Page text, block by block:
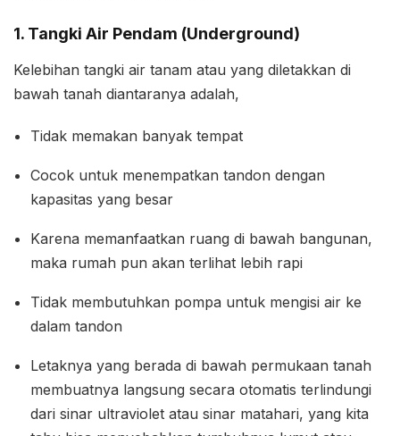
1. Tangki Air Pendam (Underground)
Kelebihan tangki air tanam atau yang diletakkan di
bawah tanah diantaranya adalah,
Tidak memakan banyak tempat
Cocok untuk menempatkan tandon dengan
kapasitas yang besar
Karena memanfaatkan ruang di bawah bangunan,
maka rumah pun akan terlihat lebih rapi
Tidak membutuhkan pompa untuk mengisi air ke
dalam tandon
Letaknya yang berada di bawah permukaan tanah
membuatnya langsung secara otomatis terlindungi
dari sinar ultraviolet atau sinar matahari, yang kita